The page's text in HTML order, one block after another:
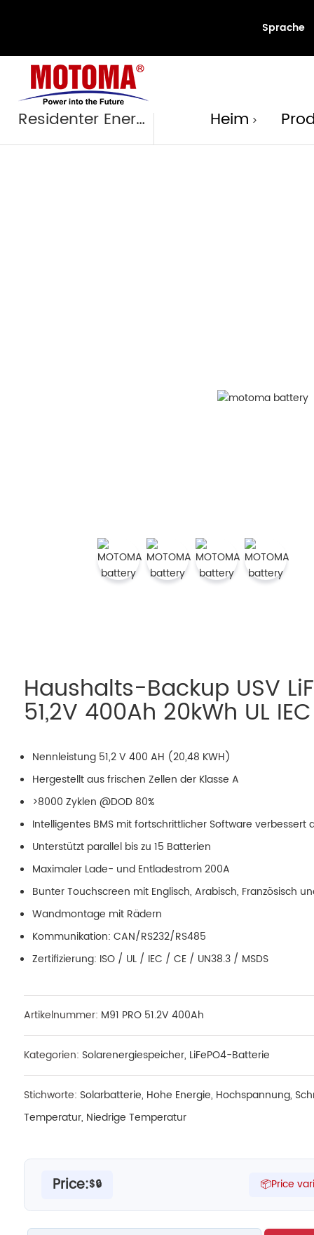
Sprache
Residenter Energiespeicher Heim >
Haushalts-Backup USV
51,2V 400Ah 20kWh UL
Nennleistung 51,2 V 400 AH (20,48 KWH)
Hergestellt aus frischen Zellen der Klasse A
>8000 Zyklen @DOD 80%
Intelligentes BMS mit fortschrittlicher Software verbessert
Unterstützt parallel bis zu 15 Batterien
Maximaler Lade- und Entladestrom 200A
Bunter Touchscreen mit Englisch, Arabisch, Französisch
Wandmontage mit Rädern
Kommunikation: CAN/RS232/RS485
Zertifizierung: ISO / UL / IEC / CE / UN38.3 / MSDS
Artikelnummer: M91 PRO 51.2V 400Ah
Kategorien: Solarenergiespeicher, LiFePO4-Batterie
Stichworte: Solarbatterie, Hohe Energie, Hochspannung,
Temperatur, Niedrige Temperatur
Price:$🔒 📦Price